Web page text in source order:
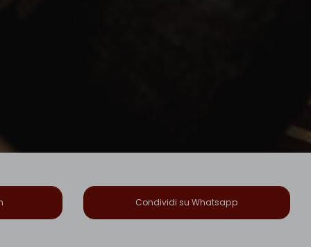
Condividi su Whatsapp